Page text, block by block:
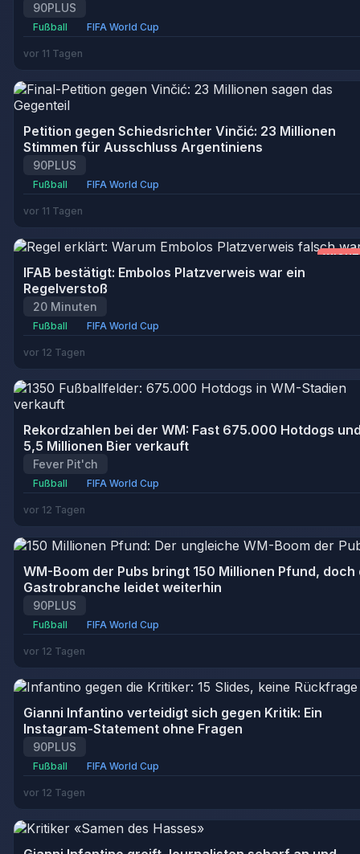
90PLUS
Fußball FIFA World Cup
vor 11 Tagen
Petition gegen Schiedsrichter Vinčić: 23 Millionen
Stimmen für Ausschluss Argentiniens
90PLUS
Fußball FIFA World Cup
vor 11 Tagen
IFAB bestätigt: Embolos Platzverweis war ein
Regelverstoß
20 Minuten
Fußball FIFA World Cup
vor 12 Tagen
Rekordzahlen bei der WM: Fast 675.000 Hotdogs
5,5 Millionen Bier verkauft
Fever Pit'ch
Fußball FIFA World Cup
vor 12 Tagen
WM-Boom der Pubs bringt 150 Millionen Pfund, doch
Gastrobranche leidet weiterhin
90PLUS
Fußball FIFA World Cup
vor 12 Tagen
Gianni Infantino verteidigt sich gegen Kritik: Ein
Instagram-Statement ohne Fragen
90PLUS
Fußball FIFA World Cup
vor 12 Tagen